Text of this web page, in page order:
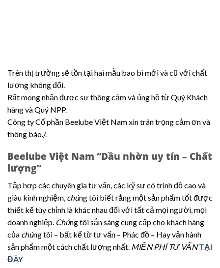
Trên thị trường sẽ tồn tại hai mẫu bao bì mới và cũ với chất
lượng không đổi.
Rất mong nhận được sự thông cảm và ủng hộ từ Quý Khách
hàng và Quý NPP.
Công ty Cổ phần Beelube Việt Nam xin trân trọng cảm ơn và
thông báo./.
Beelube Việt Nam “Dầu nhờn uy tín – Chất
lượng”
Tập hợp các chuyên gia tư vấn, các kỹ sư có trình độ cao và
giàu kinh nghiệm, chúng tôi biết rằng một sản phẩm tốt được
thiết kế tùy chỉnh là khác nhau đối với tất cả mọi người, mọi
doanh nghiệp. Chúng tôi sẵn sàng cung cấp cho khách hàng
của chúng tôi – bất kể từ tư vấn – Phác đồ – Hay vận hành
sản phẩm một cách chất lượng nhất. MIỄN PHÍ TƯ VẤN TẠI
ĐÂY